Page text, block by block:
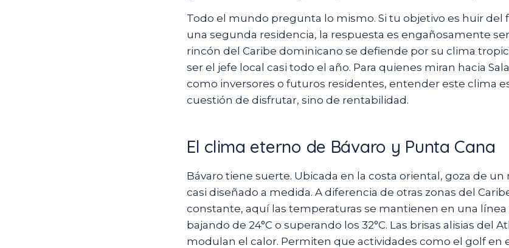
Todo el mundo pregunta lo mismo. Si tu objetivo es huir del
una segunda residencia, la respuesta es engañosamente
rincón del Caribe dominicano se defiende por su clima
ser el jefe local casi todo el año. Para quienes miran hacia
como inversores o futuros residentes, entender este clima
cuestión de disfrutar, sino de rentabilidad.
El clima eterno de Bávaro y Punta Cana
Bávaro tiene suerte. Ubicada en la costa oriental, goza de
casi diseñado a medida. A diferencia de otras zonas del
constante, aquí las temperaturas se mantienen en una línea
bajando de 24°C o superando los 32°C. Las brisas alisias del
modulan el calor. Permiten que actividades como el golf en